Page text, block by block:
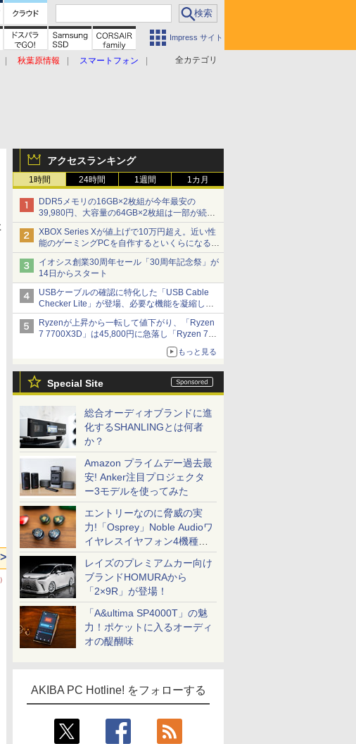
Impress サイト
全カテゴリ
秋葉原情報
スマートフォン
アクセスランキング
1時間 24時間 1週間 1カ月
DDR5メモリの16GB×2枚組が今年最安の
39,980円、大容量の64GB×2枚組は一部が続騰
[8月前半のメモリ価格]
XBOX Series Xが値上げで10万円超え。近い性
能のゲーミングPCを自作するといくらになる？
【石田賀津男の『酒の肴にPCゲーム』】
イオシス創業30周年セール「30周年記念祭」が
14日からスタート
USBケーブルの確認に特化した「USB Cable
Checker Lite」が登場、必要な機能を凝縮しコ
ンパクトに 7日発売
Ryzenが上昇から一転して値下がり、「Ryzen
7 7700X3D」は45,800円に急落し「Ryzen 7
7800X3D」との価格逆転解消 [8月前半のCPU
もっと見る
Special Site
総合オーディオブランドに進
化するSHANLINGとは何者
か？
Amazon プライムデー過去最
安! Anker注目プロジェクタ
ー3モデルを使ってみた
エントリーなのに脅威の実
力!「Osprey」Noble Audioワ
イヤレスイヤフォン4機種を
一気に聴く
レイズのプレミアムカー向け
ブランドHOMURAから
「2×9R」が登場！
「A&ultima SP4000T」の魅
力！ポケットに入るオーディ
オの醍醐味
AKIBA PC Hotline! をフォローする